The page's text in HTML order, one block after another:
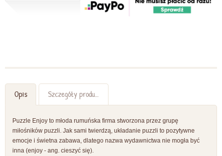
Opis Szczegóły produktu
Puzzle Enjoy to młoda rumuńska firma stworzona przez grupę
miłośników puzzli. Jak sami twierdzą, układanie puzzli to pozytywne
emocje i świetna zabawa, dlatego nazwa wydawnictwa nie mogła być
inna (enjoy - ang. cieszyć się).